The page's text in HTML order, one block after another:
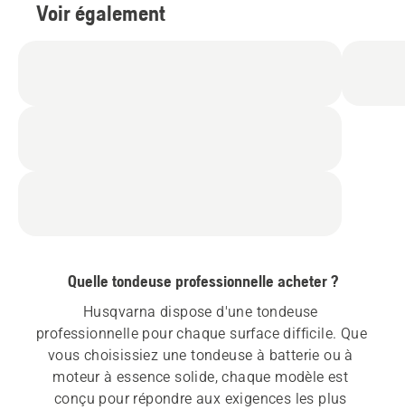
Voir également
Quelle tondeuse professionnelle acheter ?
Husqvarna dispose d'une tondeuse
professionnelle pour chaque surface difficile. Que
vous choisissiez une tondeuse à batterie ou à
moteur à essence solide, chaque modèle est
conçu pour répondre aux exigences les plus